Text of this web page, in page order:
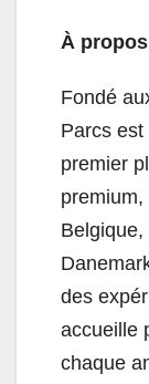
À
Fondé
Parcs
premier
des
accueille
chaque